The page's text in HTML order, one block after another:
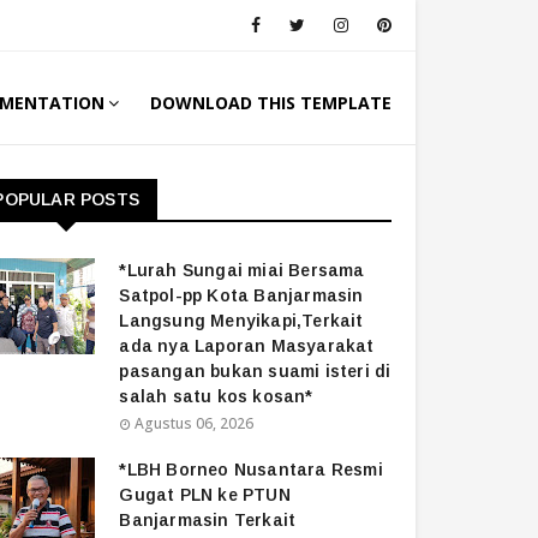
DOWNLOAD THIS TEMPLATE
POSTS
*Lurah Sungai miai Bersama
Satpol-pp Kota Banjarmasin
Langsung Menyikapi,Terkait
ada nya Laporan Masyarakat
pasangan bukan suami isteri di
salah satu kos kosan*
Agustus 06, 2026
*LBH Borneo Nusantara Resmi
Gugat PLN ke PTUN
Banjarmasin Terkait